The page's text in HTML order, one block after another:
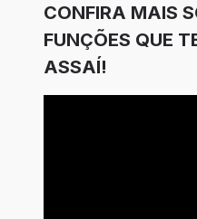
CONFIRA MAIS
FUNÇÕES QUE
ASSAÍ!